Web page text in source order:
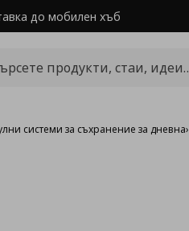
до мобилен хъб
системи за съхранение за дневна›